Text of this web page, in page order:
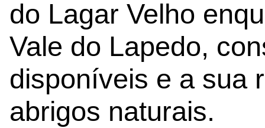
do Lagar Velho
Vale do Lapedo,
disponíveis e a sua
abrigos naturais.